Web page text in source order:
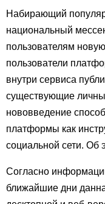
Набирающий
национальный
пользователям
пользователи
внутри сервиса
существующие
нововведение
платформы как
социальной сети. Об
Согласно
ближайшие дни